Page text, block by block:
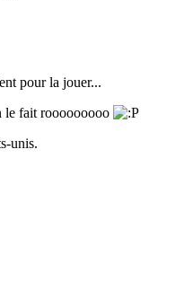
pour la jouer...
le fait rooooooooo
unis.